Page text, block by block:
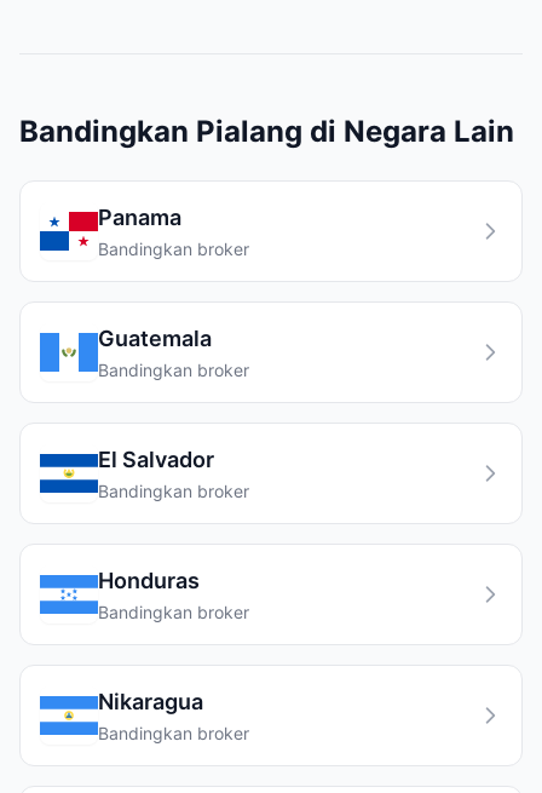
Bandingkan Pialang di Negara Lain
Panama
Bandingkan broker
Guatemala
Bandingkan broker
El Salvador
Bandingkan broker
Honduras
Bandingkan broker
Nikaragua
Bandingkan broker